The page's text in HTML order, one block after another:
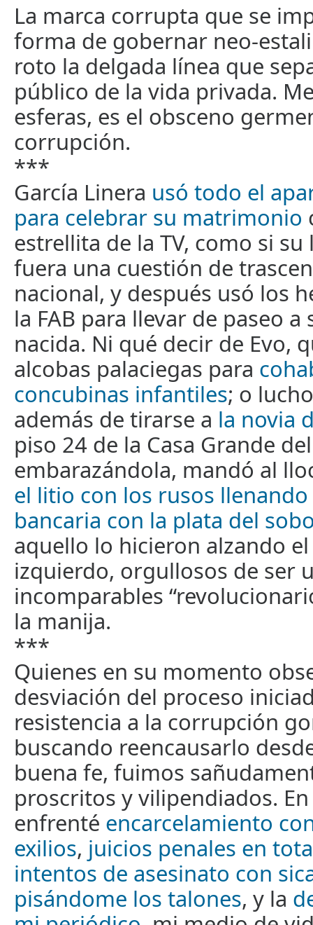
La marca corrupta que se
forma de gobernar neo-
roto la delgada línea que
público de la vida privada.
esferas, es el obsceno
corrupción.
***
García Linera usó todo el
para celebrar su matrimonio
estrellita de la TV, como si
fuera una cuestión de
nacional, y después usó los
la FAB para llevar de paseo a
nacida. Ni qué decir de Evo,
alcobas palaciegas para
concubinas infantiles; o
además de tirarse a la novia
piso 24 de la Casa Grande
embarazándola, mandó al
el litio con los rusos
bancaria con la plata del
aquello lo hicieron alzando
izquierdo, orgullosos de ser
incomparables
la manija.
***
Quienes en su momento
desviación del proceso
resistencia a la corrupción
buscando reencausarlo
buena fe, fuimos
proscritos y vilipendiados.
enfrenté encarcelamiento
exilios, juicios penales en
intentos de asesinato con
pisándome los talones, y la